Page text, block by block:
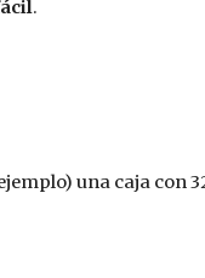
.
una caja con